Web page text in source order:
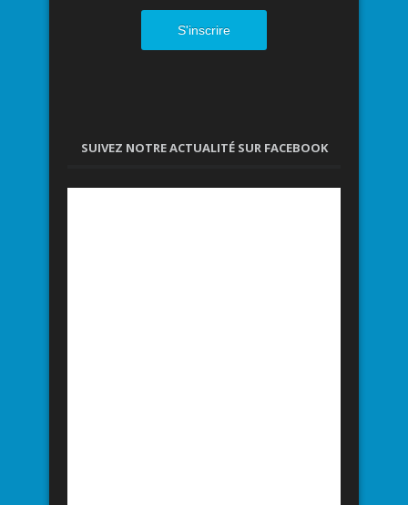
S'inscrire
SUIVEZ NOTRE ACTUALITÉ SUR FACEBOOK